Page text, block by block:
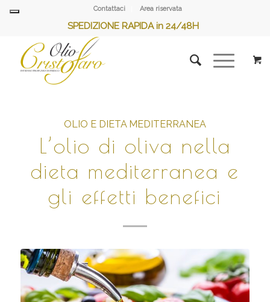
Contattaci Area riservata
SPEDIZIONE RAPIDA in 24/48H
OLIO E DIETA MEDITERRANEA
L’olio di oliva nella
dieta mediterranea e
gli effetti benefici